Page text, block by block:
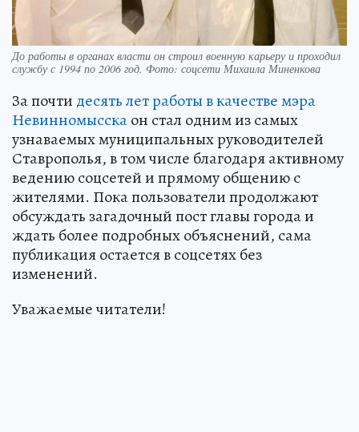
До работы в органах власти он строил военную карьеру и проходил
службу с 1994 по 2006 год. Фото: соцсети Михаила Миненкова
За почти десять лет работы в качестве мэра
Невинномысскаон стал одним из самых
узнаваемых муниципальных руководителей
Ставрополья, в том числе благодаря активному
ведению соцсетей и прямому общению с
жителями. Пока пользователи продолжают
обсуждать загадочный пост главы города и
ждать более подробных объяснений, сама
публикация остается в соцсетях без
изменений.
Уважаемые читатели!